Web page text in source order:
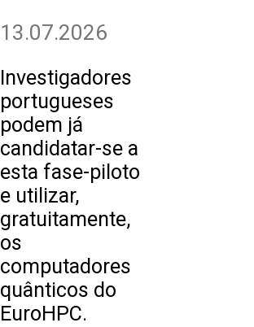
13.07.2026
Investigadores
portugueses
podem já
candidatar-se a
esta fase-piloto
e utilizar,
gratuitamente,
os
computadores
quânticos do
EuroHPC.